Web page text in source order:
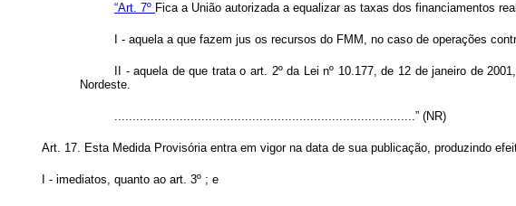
“Art. 7º Fica a União autorizada a equalizar as taxas dos financiamentos
I - aquela a que fazem jus os recursos do FMM, no caso de operações
II - aquela de que trata o art. 2º da Lei nº 10.177, de 12 de janeiro de
Nordeste.
...................................................................................” (NR)
Art. 17. Esta Medida Provisória entra em vigor na data de sua publicação, produzindo
I - imediatos, quanto ao art. 3º ; e